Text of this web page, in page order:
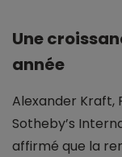
Une
année
Alexander Kraft,
Sotheby’s
affirmé que la